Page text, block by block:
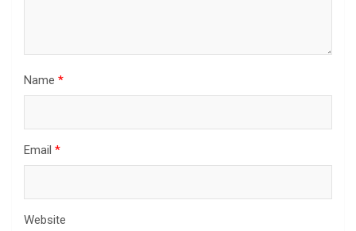
Name *
Email *
Website